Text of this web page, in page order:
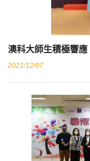
澳科大師生積極響應
2021/12/07